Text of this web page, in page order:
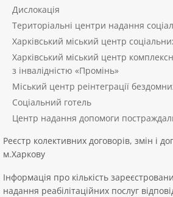
Дислокація
Територіальні центри надання
Харківський міський центр
Харківський міський центр
з інвалідністю «Промінь»
Міський центр реінтеграції
Соціальний готель
Центр надання допомоги
Реєстр колективних договорів, змін і
м.Харкову
Інформація про кількість
надання реабілітаційних послуг